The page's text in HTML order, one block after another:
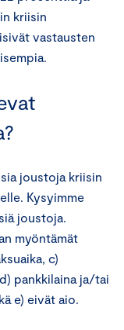
kriisin
vastausten
joustoja kriisin
Kysyimme
joustoja.
myöntämät
c)
pankkilaina ja/tai
e) eivät aio.